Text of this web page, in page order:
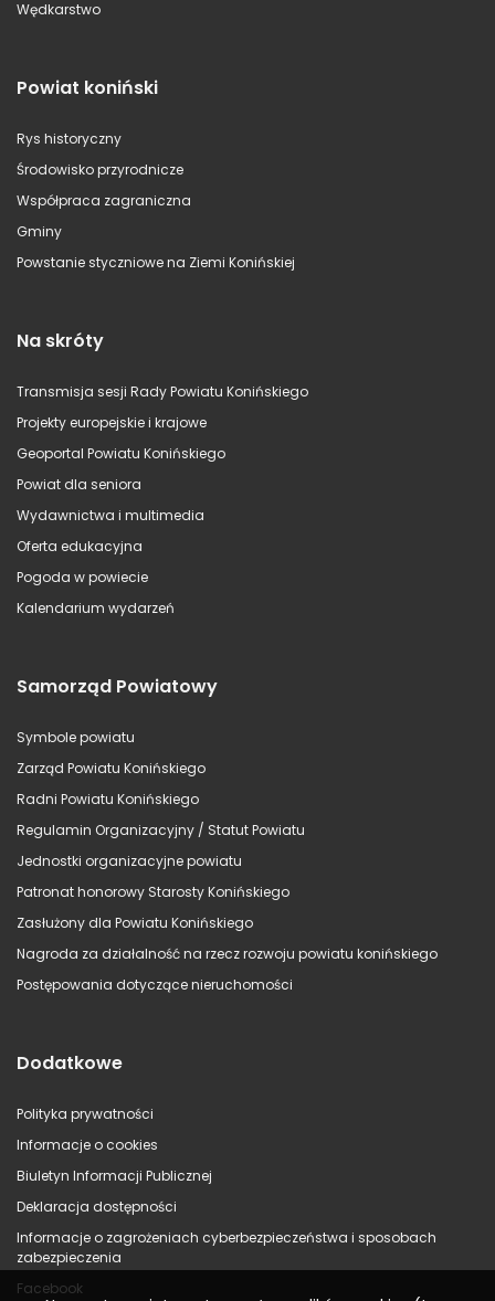
Wędkarstwo
Powiat koniński
Rys historyczny
Środowisko przyrodnicze
Współpraca zagraniczna
Gminy
Powstanie styczniowe na Ziemi Konińskiej
Na skróty
Transmisja sesji Rady Powiatu Konińskiego
Projekty europejskie i krajowe
Geoportal Powiatu Konińskiego
Powiat dla seniora
Wydawnictwa i multimedia
Oferta edukacyjna
Pogoda w powiecie
Kalendarium wydarzeń
Samorząd Powiatowy
Symbole powiatu
Zarząd Powiatu Konińskiego
Radni Powiatu Konińskiego
Regulamin Organizacyjny / Statut Powiatu
Jednostki organizacyjne powiatu
Patronat honorowy Starosty Konińskiego
Zasłużony dla Powiatu Konińskiego
Nagroda za działalność na rzecz rozwoju powiatu konińskiego
Postępowania dotyczące nieruchomości
Dodatkowe
Polityka prywatności
Informacje o cookies
Biuletyn Informacji Publicznej
Deklaracja dostępności
Informacje o zagrożeniach cyberbezpieczeństwa i sposobach
zabezpieczenia
Facebook